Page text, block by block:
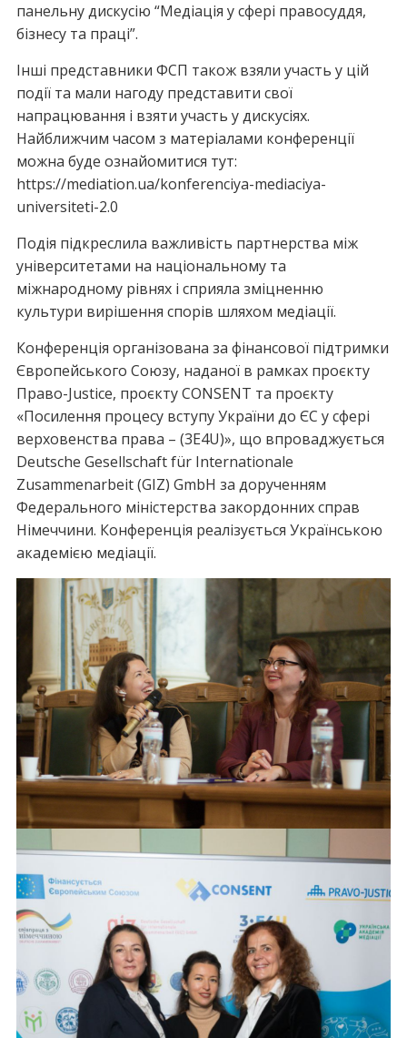
панельну дискусію “Медіація у сфері правосуддя,
бізнесу та праці”.
Інші представники ФСП також взяли участь у цій
події та мали нагоду представити свої
напрацювання і взяти участь у дискусіях.
Найближчим часом з матеріалами конференції
можна буде ознайомитися тут:
https://mediation.ua/konferenciya-mediaciya-
universiteti-2.0
Подія підкреслила важливість партнерства між
університетами на національному та
міжнародному рівнях і сприяла зміцненню
культури вирішення спорів шляхом медіації.
Конференція організована за фінансової підтримки
Європейського Союзу, наданої в рамках проєкту
Право-Justice, проєкту CONSENT та проєкту
«Посилення процесу вступу України до ЄС у сфері
верховенства права – (3E4U)», що впроваджується
Deutsche Gesellschaft für Internationale
Zusammenarbeit (GIZ) GmbH за дорученням
Федерального міністерства закордонних справ
Німеччини. Конференція реалізується Українською
академією медіації.